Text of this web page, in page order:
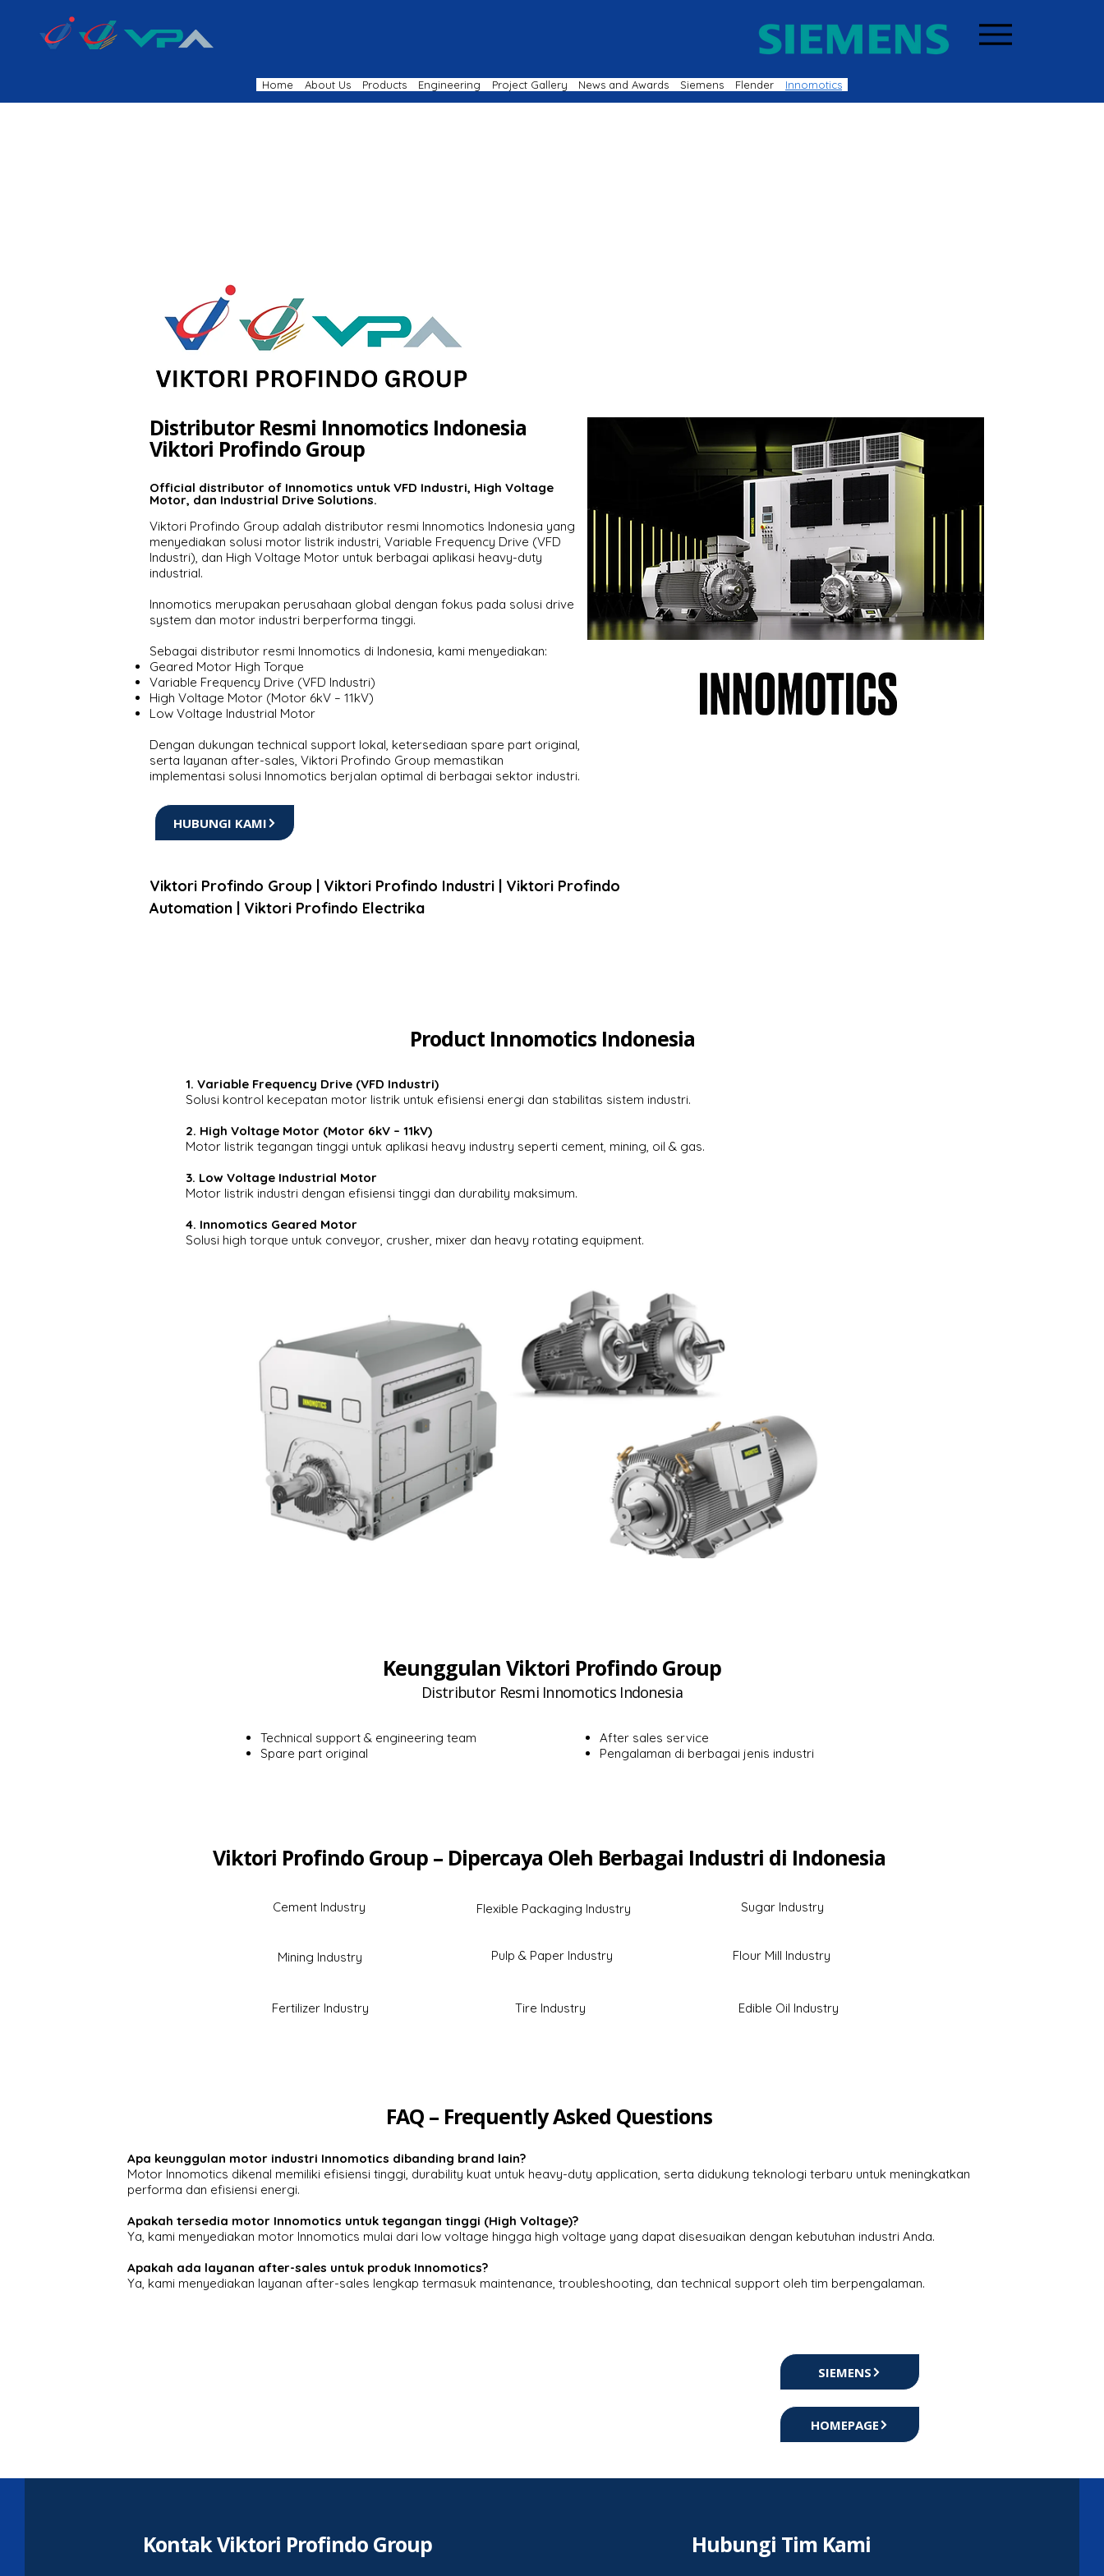
Home About Us Products Engineering Project Gallery News and Awards Siemens Flender Innomotics
Distributor Resmi Innomotics Indonesia
Viktori Profindo Group
Official distributor of Innomotics untuk VFD Industri, High Voltage
Motor, dan Industrial Drive Solutions.
Viktori Profindo Group adalah distributor resmi Innomotics Indonesia yang
menyediakan solusi motor listrik industri, Variable Frequency Drive (VFD
Industri), dan High Voltage Motor untuk berbagai aplikasi heavy-duty
industrial.
Innomotics merupakan perusahaan global dengan fokus pada solusi drive
system dan motor industri berperforma tinggi.
Sebagai distributor resmi Innomotics di Indonesia, kami menyediakan:
Geared Motor High Torque
Variable Frequency Drive (VFD Industri)
High Voltage Motor (Motor 6kV – 11kV)
Low Voltage Industrial Motor
Dengan dukungan technical support lokal, ketersediaan spare part original,
serta layanan after-sales, Viktori Profindo Group memastikan
implementasi solusi Innomotics berjalan optimal di berbagai sektor industri.
HUBUNGI KAMI
Viktori Profindo Group | Viktori Profindo Industri | Viktori Profindo
Automation | Viktori Profindo Electrika
Product Innomotics Indonesia
1. Variable Frequency Drive (VFD Industri)
Solusi kontrol kecepatan motor listrik untuk efisiensi energi dan stabilitas sistem industri.
2. High Voltage Motor (Motor 6kV – 11kV)
Motor listrik tegangan tinggi untuk aplikasi heavy industry seperti cement, mining, oil & gas.
3. Low Voltage Industrial Motor
Motor listrik industri dengan efisiensi tinggi dan durability maksimum.
4. Innomotics Geared Motor
Solusi high torque untuk conveyor, crusher, mixer dan heavy rotating equipment.
Keunggulan Viktori Profindo Group
Distributor Resmi Innomotics Indonesia
Technical support & engineering team
Spare part original
After sales service
Pengalaman di berbagai jenis industri
Viktori Profindo Group – Dipercaya Oleh Berbagai Industri di Indonesia
Cement Industry
Mining Industry
Fertilizer Industry
Flexible Packaging Industry
Pulp & Paper Industry
Tire Industry
Sugar Industry
Flour Mill Industry
Edible Oil Industry
FAQ – Frequently Asked Questions
Apa keunggulan motor industri Innomotics dibanding brand lain?
Motor Innomotics dikenal memiliki efisiensi tinggi, durability kuat untuk heavy-duty application, serta didukung teknologi terbaru untuk meningkatkan
performa dan efisiensi energi.
Apakah tersedia motor Innomotics untuk tegangan tinggi (High Voltage)?
Ya, kami menyediakan motor Innomotics mulai dari low voltage hingga high voltage yang dapat disesuaikan dengan kebutuhan industri Anda.
Apakah ada layanan after-sales untuk produk Innomotics?
Ya, kami menyediakan layanan after-sales lengkap termasuk maintenance, troubleshooting, dan technical support oleh tim berpengalaman.
SIEMENS
HOMEPAGE
Kontak Viktori Profindo Group Hubungi Tim Kami